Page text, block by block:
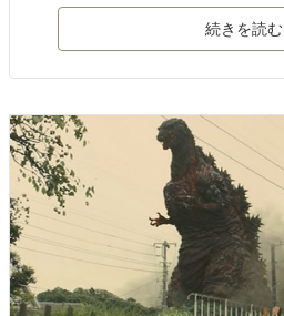
続きを読む